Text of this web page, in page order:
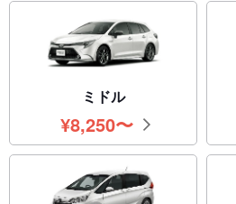
ミドル
¥8,250円
〜